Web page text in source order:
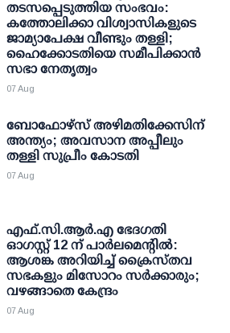
തടസപ്പെടുത്തിയ സംഭവം:
കത്തോലിക്കാ വിശ്വാസികളുടെ
ജാമ്യാപേക്ഷ വീണ്ടും തള്ളി;
ഹൈക്കോടതിയെ സമീപിക്കാൻ
സഭാ നേതൃത്വം
07 Aug
ബോഫോഴ്സ് അഴിമതിക്കേസിന്
അന്ത്യം; അവസാന അപ്പീലും
തള്ളി സുപ്രീം കോടതി
07 Aug
എഫ്.സി.ആര്‍.എ ഭേദഗതി
ഓഗസ്റ്റ് 12 ന് പാര്‍ലമെന്റില്‍:
ആശങ്ക അറിയിച്ച് ക്രൈസ്തവ
സഭകളും മിസോറം സര്‍ക്കാരും;
വഴങ്ങാതെ കേന്ദ്രം
07 Aug